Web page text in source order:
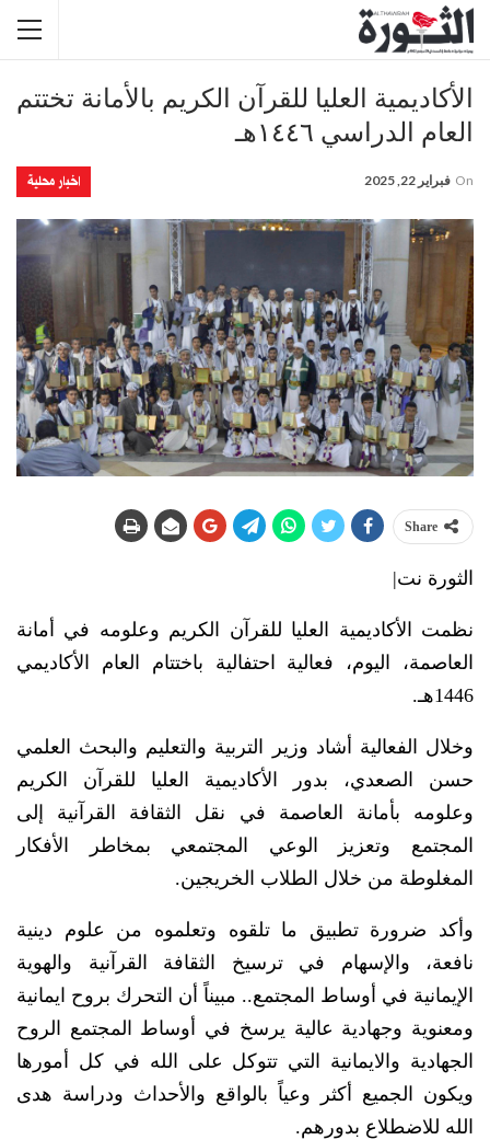
الأكاديمية العليا للقرآن الكريم بالأمانة تختتم
العام الدراسي ١٤٤٦ه‍ـ
اخبار محلية On فبراير 22, 2025
Share
الثورة نت|
نظمت الأكاديمية العليا للقرآن الكريم وعلومه في أمانة
العاصمة، اليوم، فعالية احتفالية باختتام العام الأكاديمي
1446هـ.
وخلال الفعالية أشاد وزير التربية والتعليم والبحث العلمي
حسن الصعدي، بدور الأكاديمية العليا للقرآن الكريم
وعلومه بأمانة العاصمة في نقل الثقافة القرآنية إلى
المجتمع وتعزيز الوعي المجتمعي بمخاطر الأفكار
المغلوطة من خلال الطلاب الخريجين.
وأكد ضرورة تطبيق ما تلقوه وتعلموه من علوم دينية
نافعة، والإسهام في ترسيخ الثقافة القرآنية والهوية
الإيمانية في أوساط المجتمع.. مبيناً أن التحرك بروح ايمانية
ومعنوية وجهادية عالية يرسخ في أوساط المجتمع الروح
الجهادية والايمانية التي تتوكل على الله في كل أمورها
ويكون الجميع أكثر وعياً بالواقع والأحداث ودراسة هدى
الله للاضطلاع بدورهم.